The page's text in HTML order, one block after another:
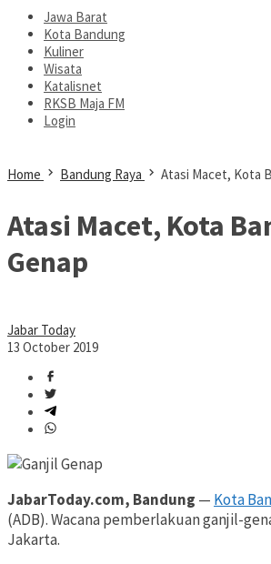
Jawa Barat
Kota Bandung
Kuliner
Wisata
Katalisnet
RKSB Maja FM
Login
Home Bandung Raya Atasi Macet, Kota
Atasi Macet, Kota
Genap
Jabar Today
13 October 2019
JabarToday.com, Bandung — Kota
(ADB). Wacana pemberlakuan ganjil-
Jakarta.